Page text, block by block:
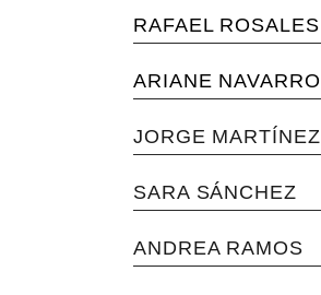
RAFAEL ROSALES
ARIANE NAVARRO
JORGE MARTÍNEZ
SARA SÁNCHEZ
ANDREA RAMOS